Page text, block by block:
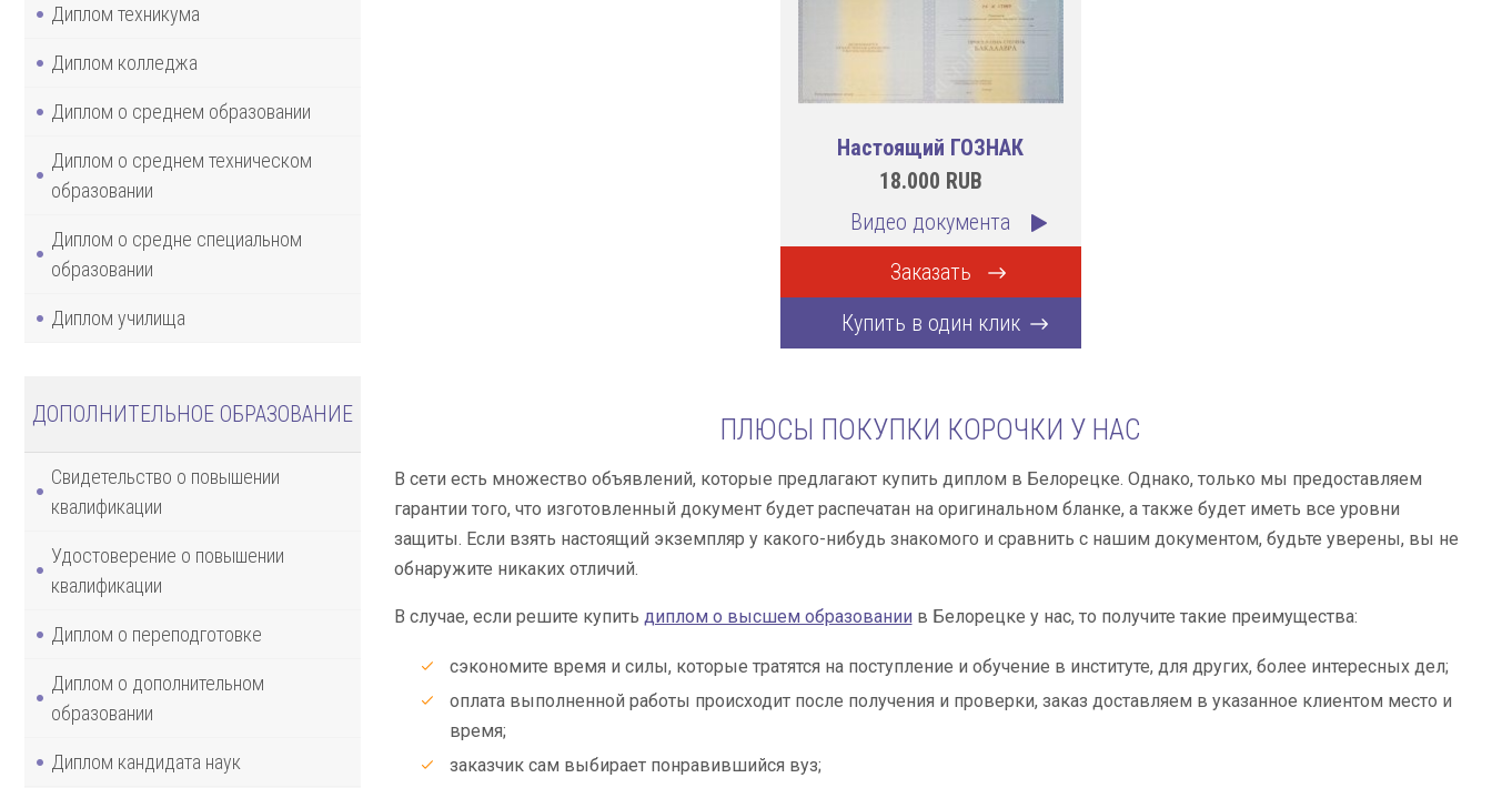
Диплом техникума
Диплом колледжа
Диплом о среднем образовании
Диплом о среднем техническом
образовании
Диплом о средне специальном
образовании
Диплом училища
ДОПОЛНИТЕЛЬНОЕ ОБРАЗОВАНИЕ
Свидетельство о повышении
квалификации
Удостоверение о повышении
квалификации
Диплом о переподготовке
Диплом о дополнительном
образовании
Диплом кандидата наук
Настоящий ГОЗНАК
18.000 RUB
Видео документа
Заказать
Купить в один клик
ПЛЮСЫ ПОКУПКИ КОРОЧКИ У НАС
В сети есть множество объявлений, которые предлагают купить диплом в Белорецке. Однако, только мы предоставляем
гарантии того, что изготовленный документ будет распечатан на оригинальном бланке, а также будет иметь все уровни
защиты. Если взять настоящий экземпляр у какого-нибудь знакомого и сравнить с нашим документом, будьте уверены, вы не
обнаружите никаких отличий.
В случае, если решите купить диплом о высшем образовании в Белорецке у нас, то получите такие преимущества:
сэкономите время и силы, которые тратятся на поступление и обучение в институте, для других, более интересных дел;
оплата выполненной работы происходит после получения и проверки, заказ доставляем в указанное клиентом место и
время;
заказчик сам выбирает понравившийся вуз;